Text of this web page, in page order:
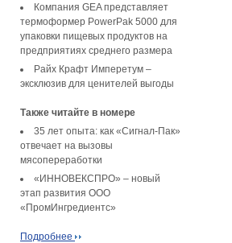
Компания GEA представляет
термоформер PowerPak 5000 для
упаковки пищевых продуктов на
предприятиях среднего размера
Райх Крафт Имперетум –
эксклюзив для ценителей выгоды
Также читайте в номере
35 лет опыта: как «Сигнал-Пак»
отвечает на вызовы
мясопереработки
«ИННОВЕКСПРО» – новый
этап развития ООО
«ПромИнгредиентс»
Подробнее